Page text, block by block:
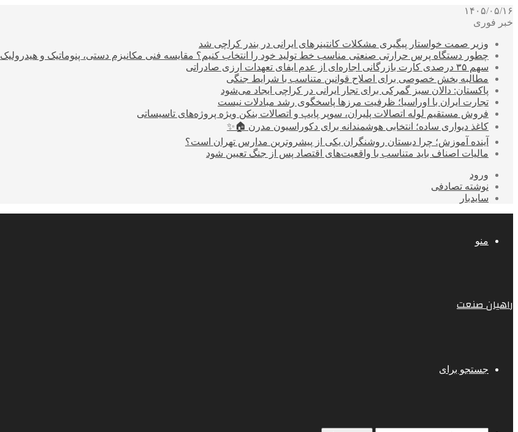
۱۴۰۵/۰۵/۱۶
خبر فوری
وزیر صمت خواستار پیگیری مشکلات کانتینرهای ایرانی در بندر کراچی شد
چطور دستگاه پرس حرارتی صنعتی مناسب خط تولید خود را انتخاب کنیم؟ مقایسه فنی مکانیزم دستی، پنوماتیک و هیدرولیک
سهم ۳۵ درصدی کارت بازرگانی اجاره‌ای از عدم ایفای تعهدات ارزی صادراتی
مطالبه بخش خصوصی برای اصلاح قوانین متناسب با شرایط جنگی
پاکستان: دالان سبز گمرکی برای تجار ایرانی در کراچی ایجاد می‌شود
تجارت ایران با اوراسیا؛ ظرفیت مرزها پاسخگوی رشد مبادلات نیست
فروش مستقیم لوله اتصالات پلیران، سوپر پایپ و اتصالات بنکن ویژه پروژه‌های تاسیساتی
کاغذ دیواری ساده؛ انتخابی هوشمندانه برای دکوراسیون مدرن 🏠✨
آینده آموزش؛ چرا دبستان روشنگران یکی از پیشروترین مدارس تهران است؟
مالیات اصناف باید متناسب با واقعیت‌های اقتصاد پس از جنگ تعیین شود
ورود
نوشته تصادفی
سایدبار
منو
راهیان صنعت
جستجو برای